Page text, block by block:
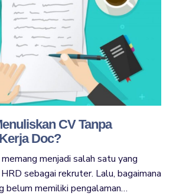
CV Tanpa
Doc?
menjadi salah satu yang
sebagai rekruter. Lalu, bagaimana
belum memiliki pengalaman…